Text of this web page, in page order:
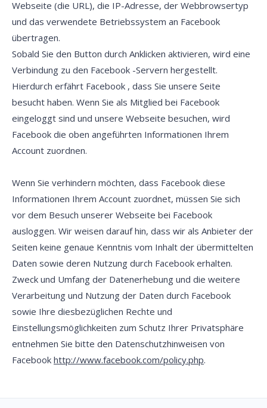
Webseite (die URL), die IP-Adresse, der Webbrowsertyp
und das verwendete Betriebssystem an Facebook
übertragen.
Sobald Sie den Button durch Anklicken aktivieren, wird eine
Verbindung zu den Facebook -Servern hergestellt.
Hierdurch erfährt Facebook , dass Sie unsere Seite
besucht haben. Wenn Sie als Mitglied bei Facebook
eingeloggt sind und unsere Webseite besuchen, wird
Facebook die oben angeführten Informationen Ihrem
Account zuordnen.
Wenn Sie verhindern möchten, dass Facebook diese
Informationen Ihrem Account zuordnet, müssen Sie sich
vor dem Besuch unserer Webseite bei Facebook
ausloggen. Wir weisen darauf hin, dass wir als Anbieter der
Seiten keine genaue Kenntnis vom Inhalt der übermittelten
Daten sowie deren Nutzung durch Facebook erhalten.
Zweck und Umfang der Datenerhebung und die weitere
Verarbeitung und Nutzung der Daten durch Facebook
sowie Ihre diesbezüglichen Rechte und
Einstellungsmöglichkeiten zum Schutz Ihrer Privatsphäre
entnehmen Sie bitte den Datenschutzhinweisen von
Facebook http://www.facebook.com/policy.php.